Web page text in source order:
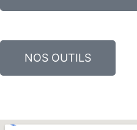
NOS OUTILS